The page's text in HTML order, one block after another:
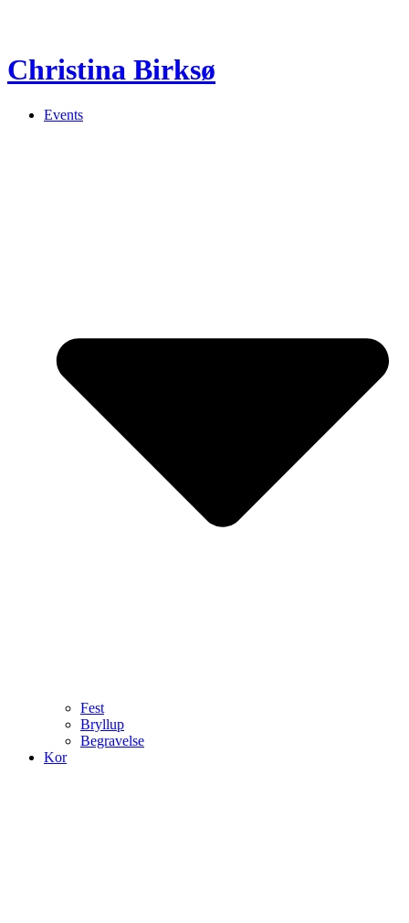
Christina Birksø
Events
Fest
Bryllup
Begravelse
Kor